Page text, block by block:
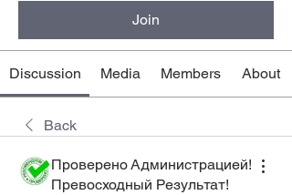
Join
Discussion Media Members About
Back
Проверено Администрацией!
Превосходный Результат!